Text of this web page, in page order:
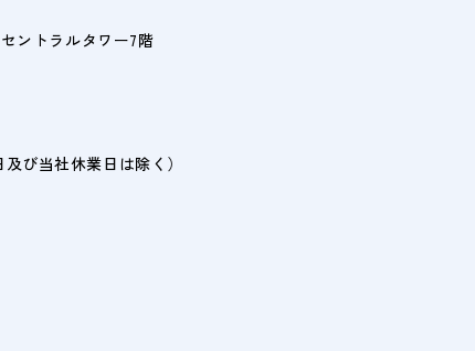
ントラルタワー7階
び当社休業日は除く）